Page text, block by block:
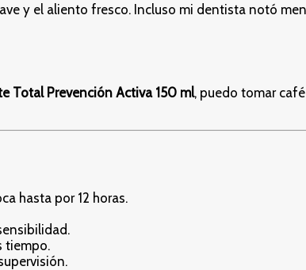
y el aliento fresco. Incluso mi dentista notó
Total Prevención Activa 150 ml, puedo tomar
hasta por 12 horas.
tiempo.